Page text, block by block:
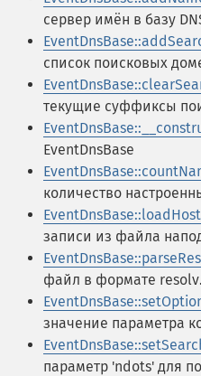
сервер имён в базу
список поисковых
текущие суффиксы
EventDnsBase
количество
записи из файла
файл в формате
значение параметра
параметр 'ndots' для